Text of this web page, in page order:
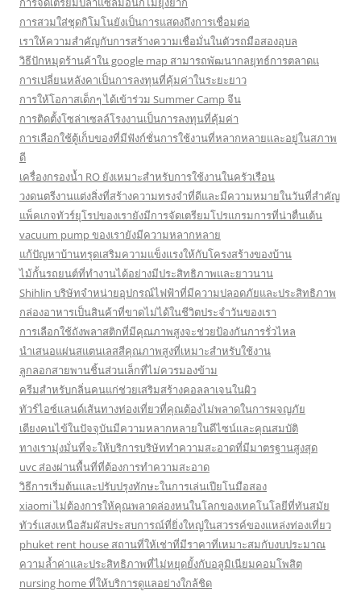
การสวมใส่ชุดกิโมโนยังเป็นการแสดงถึงการเชื่อมต่อ
เราให้ความสำคัญกับการสร้างความเชื่อมั่นในตัวรถมือสองอุบล
วิธีปักหมุดร้านค้าใน google map สามารถพัฒนากลยุทธ์การตลาดแ
การเปลี่ยนหลังคาเป็นการลงทุนที่คุ้มค่าในระยะยาว
การให้โอกาสเด็กๆ ได้เข้าร่วม Summer Camp จีน
การติดตั้งโซล่าเซลล์โรงงานเป็นการลงทุนที่คุ้มค่า
การเลือกใช้ตู้เก็บของที่มีฟังก์ชั่นการใช้งานที่หลากหลายและอยู่ในสภาพ
ดี
เครื่องกรองน้ำ RO ยังเหมาะสำหรับการใช้งานในครัวเรือน
วงดนตรีงานแต่งสิ่งที่สร้างความทรงจำที่ดีและมีความหมายในวันที่สำคัญ
แพ็คเกจทัวร์ยุโรปของเรายังมีการจัดเตรียมโปรแกรมการที่น่าตื่นเต้น
vacuum pump ของเรายังมีความหลากหลาย
แก้ปัญหาบ้านทรุดเสริมความแข็งแรงให้กับโครงสร้างของบ้าน
ไม้กั้นรถยนต์ที่ทำงานได้อย่างมีประสิทธิภาพและยาวนาน
Shihlin บริษัทจำหน่ายอุปกรณ์ไฟฟ้าที่มีความปลอดภัยและประสิทธิภาพ
กล่องอาหารเป็นสินค้าที่ขาดไม่ได้ในชีวิตประจำวันของเรา
การเลือกใช้ถังพลาสติกที่มีคุณภาพสูงจะช่วยป้องกันการรั่วไหล
นำเสนอแผ่นสแตนเลสสีคุณภาพสูงที่เหมาะสำหรับใช้งาน
ลูกลอกสายพานชิ้นส่วนเล็กที่ไม่ควรมองข้าม
ครีมสำหรับกลิ่นคนแก่ช่วยเสริมสร้างคอลลาเจนในผิว
ทัวร์ไอซ์แลนด์เส้นทางท่องเที่ยวที่คุณต้องไม่พลาดในการผจญภัย
เตียงคนไข้ในปัจจุบันมีความหลากหลายในดีไซน์และคุณสมบัติ
ทางเรามุ่งมั่นที่จะให้บริการบริษัททำความสะอาดที่มีมาตรฐานสูงสุด
uvc ส่องผ่านพื้นที่ที่ต้องการทำความสะอาด
วิธีการเริ่มต้นและปรับปรุงทักษะในการเล่นเปียโนมือสอง
xiaomi ไม่ต้องการให้คุณพลาดล่องหนในโลกของเทคโนโลยีที่ทันสมัย
ทัวร์แสงเหนือสัมผัสประสบการณ์ที่ยิ่งใหญ่ในสวรรค์ของแหล่งท่องเที่ยว
phuket rent house สถานที่ให้เช่าที่มีราคาที่เหมาะสมกับงบประมาณ
ความล้ำค่าและประสิทธิภาพที่ไม่หยุดยั้งกับอลูมิเนียมคอมโพสิต
nursing home ที่ให้บริการดูแลอย่างใกล้ชิด